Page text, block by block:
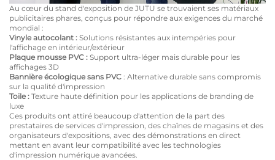
Au cœur du stand d'exposition de JUTU se trouvaient ses matériaux
publicitaires phares, conçus pour répondre aux exigences du marché
mondial :
Vinyle autocolant : Solutions résistantes aux intempéries pour
l'affichage en intérieur/extérieur
Plaque mousse PVC : Support ultra-léger mais durable pour les
affichages 3D
Bannière écologique sans PVC : Alternative durable sans compromis
sur la qualité d'impression
Toile : Texture haute définition pour les applications de branding de
luxe
Ces produits ont attiré beaucoup d'attention de la part des
prestataires de services d'impression, des chaînes de magasins et des
organisateurs d'expositions, avec des démonstrations en direct
mettant en avant leur compatibilité avec les technologies
d'impression numérique avancées.